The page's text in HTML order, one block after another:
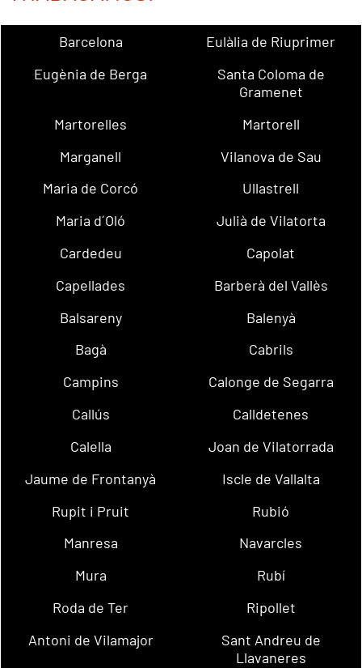
Barcelona
Eulàlia de Riuprimer
Eugènia de Berga
Santa Coloma de
Gramenet
Martorelles
Martorell
Marganell
Vilanova de Sau
Maria de Corcó
Ullastrell
Maria d´Oló
Julià de Vilatorta
Cardedeu
Capolat
Capellades
Barberà del Vallès
Balsareny
Balenyà
Bagà
Cabrils
Campins
Calonge de Segarra
Callús
Calldetenes
Calella
Joan de Vilatorrada
Jaume de Frontanyà
Iscle de Vallalta
Rupit i Pruit
Rubió
Manresa
Navarcles
Mura
Rubí
Roda de Ter
Ripollet
Antoni de Vilamajor
Sant Andreu de
Llavaneres